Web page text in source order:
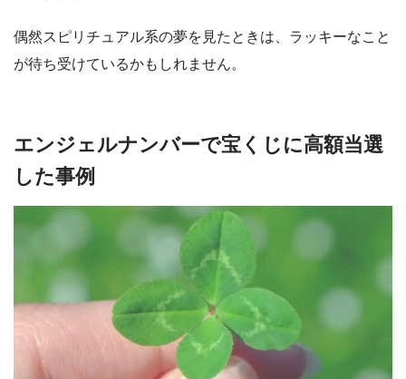
偶然スピリチュアル系の夢を見たときは、ラッキーなこと
が待ち受けているかもしれません。
エンジェルナンバーで宝くじに高額当選
した事例